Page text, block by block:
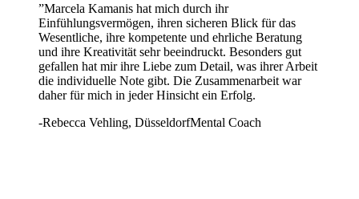
”Marcela Kamanis hat mich durch ihr
Einfühlungsvermögen, ihren sicheren Blick für das
Wesentliche, ihre kompetente und ehrliche Beratung
und ihre Kreativität sehr beeindruckt. Besonders gut
gefallen hat mir ihre Liebe zum Detail, was ihrer Arbeit
die individuelle Note gibt. Die Zusammenarbeit war
daher für mich in jeder Hinsicht ein Erfolg.
-Rebecca Vehling, DüsseldorfMental Coach